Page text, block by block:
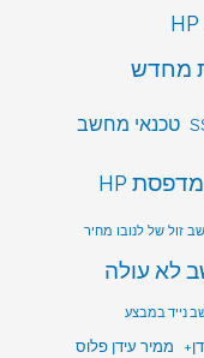
מחדש
טכנאי מחשב
מדפסת HP
זול של לנובו מחיר
לא עולה
נייד במבצע
ממיר עידן פלוס